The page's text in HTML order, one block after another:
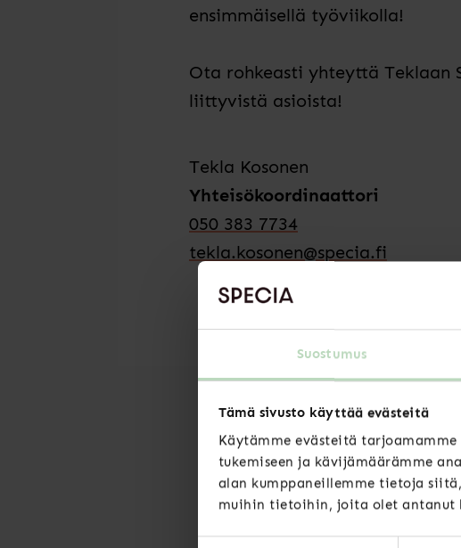
Suostumus
Tämä sivusto käyttää evästeitä
Käytämme evästeitä
tukemiseen ja kävijämäärämme
alan kumppaneillemme tietoja
muihin tietoihin, joita olet antanut
ensimmäisellä työviikolla!
Ota rohkeasti yhteyttä Teklaan
liittyvistä asioista!
Tekla Kosonen
Yhteisökoordinaattori
050 383 7734
tekla.kosonen@specia.fi